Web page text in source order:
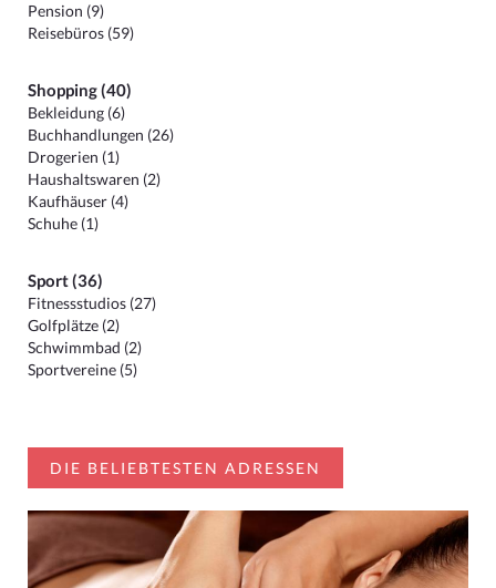
Pension (9)
Reisebüros (59)
Shopping (40)
Bekleidung (6)
Buchhandlungen (26)
Drogerien (1)
Haushaltswaren (2)
Kaufhäuser (4)
Schuhe (1)
Sport (36)
Fitnessstudios (27)
Golfplätze (2)
Schwimmbad (2)
Sportvereine (5)
DIE BELIEBTESTEN ADRESSEN